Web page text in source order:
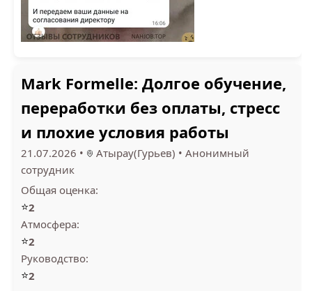
Mark Formelle: Долгое обучение,
переработки без оплаты, стресс
и плохие условия работы
21.07.2026 • Атырау(Гурьев) • Анонимный
сотрудник
Общая оценка:
⭐2
Атмосфера:
⭐2
Руководство:
⭐2